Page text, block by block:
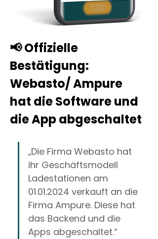
📢 Offizielle
Bestätigung:
Webasto/ Ampure
hat die Software und
die App abgeschaltet
„Die Firma Webasto hat
ihr Geschäftsmodell
Ladestationen am
01.01.2024 verkauft an die
Firma Ampure. Diese hat
das Backend und die
Apps abgeschaltet.“